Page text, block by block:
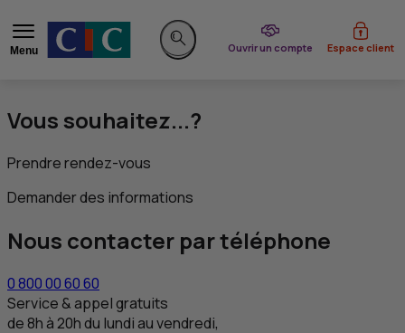
Menu
Rechercher sur le site
Ouvrir un compte
du CIC Espace client
Vous souhaitez...?
Prendre rendez-vous
Demander des informations
Nous contacter par téléphone
0 800 00 60 60
Service & appel gratuits
de 8h à 20h du lundi au vendredi,